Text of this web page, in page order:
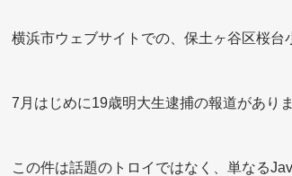
横浜市ウェブサイトでの、保土ヶ谷区桜台
7月はじめに19歳明大生逮捕の報道がありま
この件は話題のトロイではなく、単なる